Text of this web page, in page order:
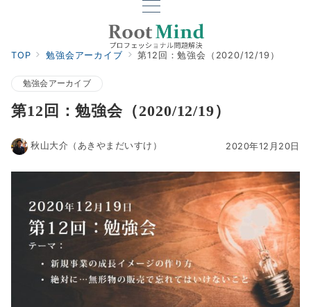
TOP 勉強会アーカイブ 第12回：勉強会（2020/12/19）
勉強会アーカイブ
第12回：勉強会（2020/12/19）
2020年12月20日
秋山大介（あきやまだいすけ）